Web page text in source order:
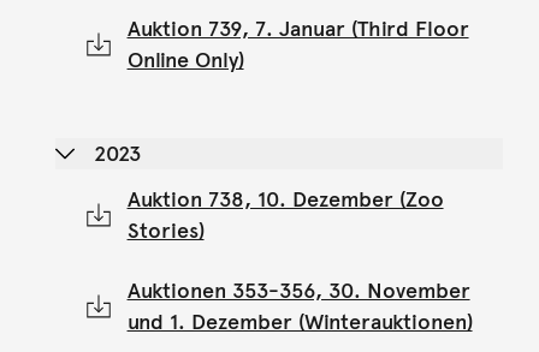
Auktion 739, 7. Januar (Third Floor
Online Only)
2023
Auktion 738, 10. Dezember (Zoo
Stories)
Auktionen 353-356, 30. November
und 1. Dezember (Winterauktionen)